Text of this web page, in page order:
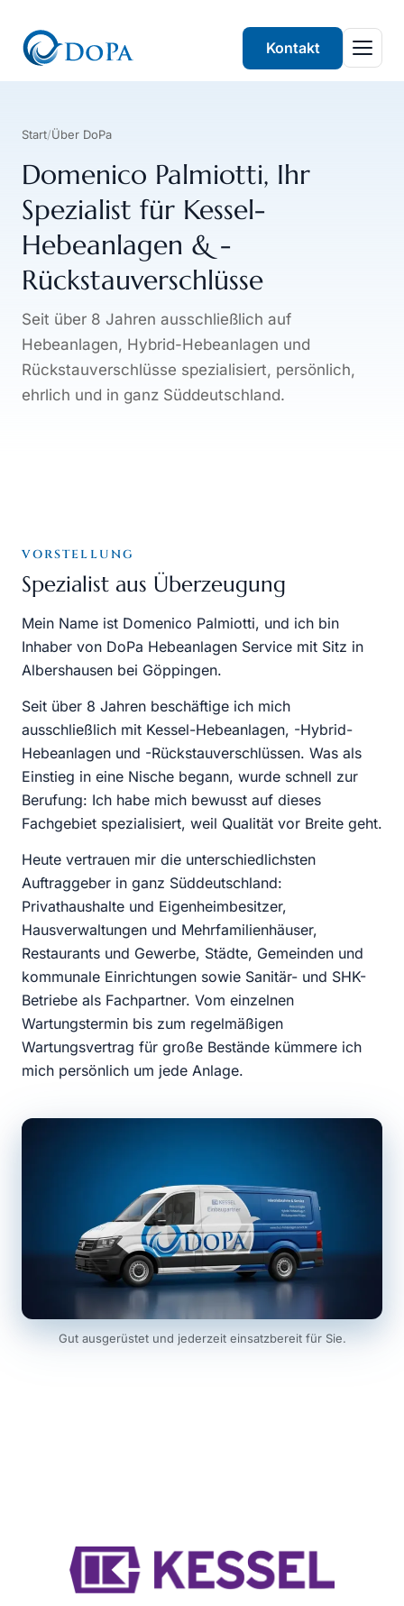
Kontakt
Start/Über DoPa
Domenico Palmiotti, Ihr
Spezialist für Kessel-
Hebeanlagen & -
Rückstauverschlüsse
Seit über 8 Jahren ausschließlich auf
Hebeanlagen, Hybrid-Hebeanlagen und
Rückstauverschlüsse spezialisiert, persönlich,
ehrlich und in ganz Süddeutschland.
VORSTELLUNG
Spezialist aus Überzeugung
Mein Name ist Domenico Palmiotti, und ich bin
Inhaber von DoPa Hebeanlagen Service mit Sitz in
Albershausen bei Göppingen.
Seit über 8 Jahren beschäftige ich mich
ausschließlich mit Kessel-Hebeanlagen, -Hybrid-
Hebeanlagen und -Rückstauverschlüssen. Was als
Einstieg in eine Nische begann, wurde schnell zur
Berufung: Ich habe mich bewusst auf dieses
Fachgebiet spezialisiert, weil Qualität vor Breite geht.
Heute vertrauen mir die unterschiedlichsten
Auftraggeber in ganz Süddeutschland:
Privathaushalte und Eigenheimbesitzer,
Hausverwaltungen und Mehrfamilienhäuser,
Restaurants und Gewerbe, Städte, Gemeinden und
kommunale Einrichtungen sowie Sanitär- und SHK-
Betriebe als Fachpartner. Vom einzelnen
Wartungstermin bis zum regelmäßigen
Wartungsvertrag für große Bestände kümmere ich
mich persönlich um jede Anlage.
Gut ausgerüstet und jederzeit einsatzbereit für Sie.